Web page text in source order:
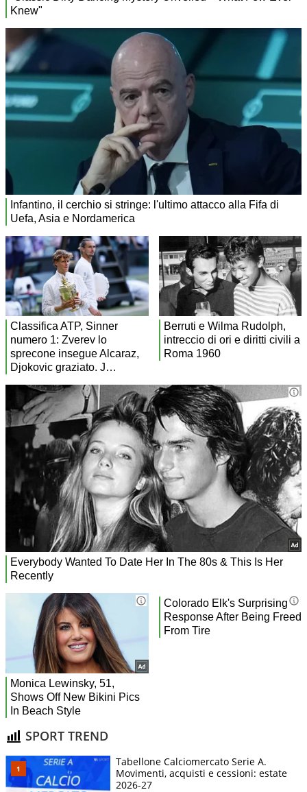
SPORT TREND
Tabellone Calciomercato Serie A.
Movimenti, acquisti e cessioni: estate
2026-27